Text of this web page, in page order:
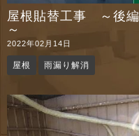
屋根貼替工事 ～後編
～
2022年02月14日
屋根 雨漏り解消